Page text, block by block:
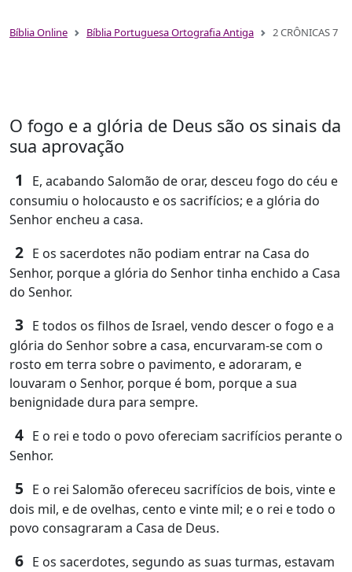
Bíblia Online Bíblia Portuguesa Ortografia Antiga 2 CRÔNICAS 7
O fogo e a glória de Deus são os sinais da
sua aprovação
1
E, acabando Salomão de orar, desceu fogo do céu e
consumiu o holocausto e os sacrifícios; e a glória do
Senhor encheu a casa.
2 E os sacerdotes não podiam entrar na Casa do
Senhor, porque a glória do Senhor tinha enchido a Casa
do Senhor.
3 E todos os filhos de Israel, vendo descer o fogo e a
glória do Senhor sobre a casa, encurvaram-se com o
rosto em terra sobre o pavimento, e adoraram, e
louvaram o Senhor, porque é bom, porque a sua
benignidade dura para sempre.
4 E o rei e todo o povo ofereciam sacrifícios perante o
Senhor.
5 E o rei Salomão ofereceu sacrifícios de bois, vinte e
dois mil, e de ovelhas, cento e vinte mil; e o rei e todo o
povo consagraram a Casa de Deus.
6 E os sacerdotes, segundo as suas turmas, estavam